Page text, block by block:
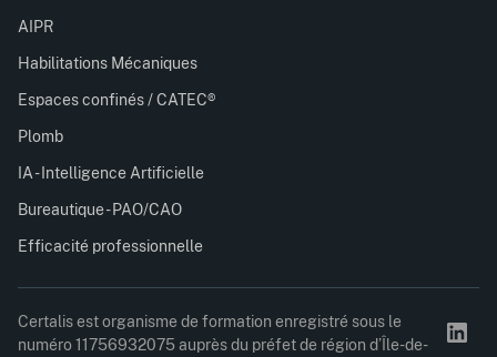
AIPR
Habilitations Mécaniques
Espaces confinés / CATEC®
Plomb
IA - Intelligence Artificielle
Bureautique - PAO/CAO
Efficacité professionnelle
Certalis est organisme de formation enregistré sous le
numéro 11756932075 auprès du préfet de région d’Île-de-